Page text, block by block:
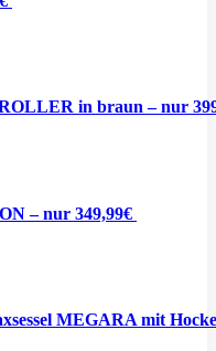
in braun – nur
– nur 349,99€
MEGARA mit